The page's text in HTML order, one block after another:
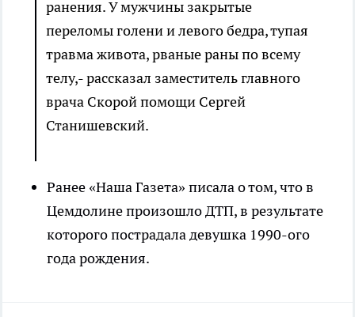
ранения. У мужчины закрытые
переломы голени и левого бедра, тупая
травма живота, рваные раны по всему
телу,- рассказал заместитель главного
врача Скорой помощи Сергей
Станишевский.
Ранее «Наша Газета» писала о том, что в
Цемдолине произошло ДТП, в результате
которого пострадала девушка 1990-ого
года рождения.